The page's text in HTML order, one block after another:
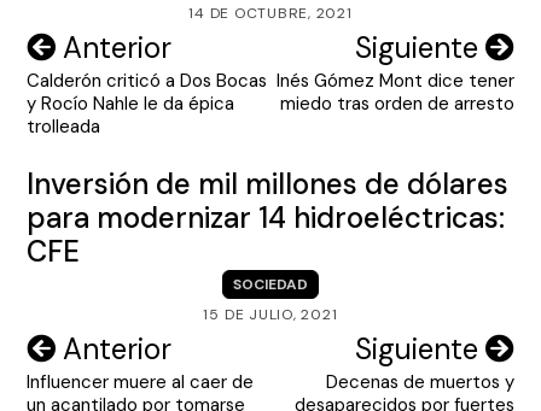
14 DE OCTUBRE, 2021
Navegación
de
entradas
Anterior
Calderón criticó a Dos Bocas
y Rocío Nahle le da épica
trolleada
Siguiente
Inés Gómez Mont dice tener
miedo tras orden de arresto
Inversión de mil millones de dólares
para modernizar 14 hidroeléctricas:
CFE
SOCIEDAD
15 DE JULIO, 2021
Navegación
de
Anterior
Influencer muere al caer de
un acantilado por tomarse
Siguiente
Decenas de muertos y
desaparecidos por fuertes